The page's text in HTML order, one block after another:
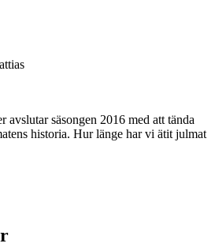
säsongen 2016 med att tända
historia. Hur länge har vi ätit julmat